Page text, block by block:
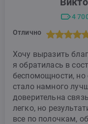
4
Отлично
Хочу выразить
я обратилась в
беспомощности, но
стало намного
доверительна
легко, но
все по полочкам,